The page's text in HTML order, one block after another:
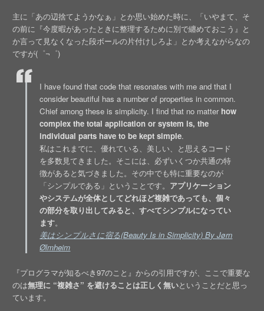
主に「あの辺捨てようかなぁ」とか思い始めた時に、「いやまて、そ
の前に『今度暇があったときに整理するために別で纏めておこう』と
か言って見なくなった段ボールの片付けしろよ」とか考えながらなの
ですが(゜¬゜)
I have found that code that resonates with me and that I
consider beautiful has a number of properties in common.
Chief among these is simplicity. I find that no matter how
complex the total application or system is, the
individual parts have to be kept simple.
私はこれまでに、優れている、美しい、と思えるコード
を多数見てきました。そこには、必ずいくつか共通の特
徴があると気づきました。その中でも特に重要なのが
「シンプルである」ということです。 アプリケーション
やシステムが全体としてどれほど複雑であっても、個々
の部分を取り出してみると、すべてシンプルになってい
ます。
美はシンプルさに宿る(Beauty Is in Simplicity) By Jørn
Ølmheim
『プログラマが知るべき97のこと』からの引用ですが、ここで重要な
のは無理に “複雑さ” を避けることは正しく無いということだと思っ
ています。